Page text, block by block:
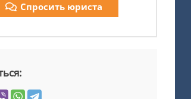
Спросить юриста